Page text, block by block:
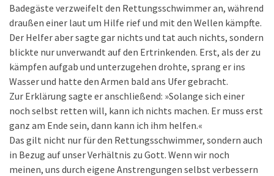
Badegäste verzweifelt den Rettungsschwimmer an, während
draußen einer laut um Hilfe rief und mit den Wellen kämpfte.
Der Helfer aber sagte gar nichts und tat auch nichts, sondern
blickte nur unverwandt auf den Ertrinkenden. Erst, als der zu
kämpfen aufgab und unterzugehen drohte, sprang er ins
Wasser und hatte den Armen bald ans Ufer gebracht.
Zur Erklärung sagte er anschließend: »Solange sich einer
noch selbst retten will, kann ich nichts machen. Er muss erst
ganz am Ende sein, dann kann ich ihm helfen.«
Das gilt nicht nur für den Rettungsschwimmer, sondern auch
in Bezug auf unser Verhältnis zu Gott. Wenn wir noch
meinen, uns durch eigene Anstrengungen selbst verbessern